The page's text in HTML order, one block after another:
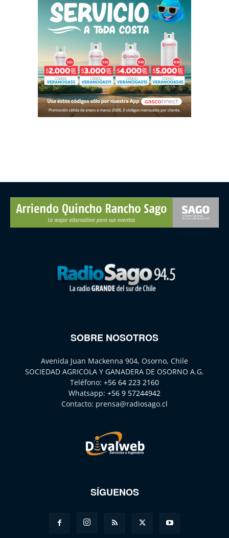
SOBRE NOSOTROS
Avenida Juan Mackenna 904, Osorno, Chile
SOCIEDAD AGRICOLA Y GANADERA DE OSORNO A.G.
Teléfono: +56 64 223 2160
Whatsapp: +56 9 57244942
Contacto: prensa@radiosago.cl
SÍGUENOS